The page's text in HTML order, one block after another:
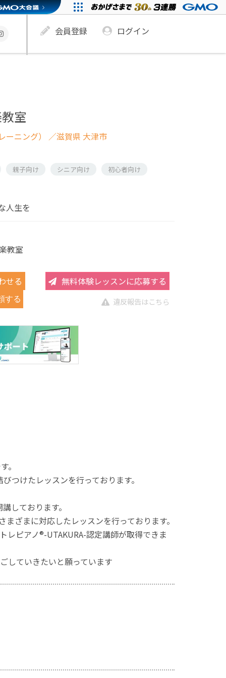
会員登録 ログイン
室
ニング） ／滋賀県 大津市
親子向け シニア向け 初心者向け
人生を
教室
せる 無料体験レッスンに応募する
する 違反報告はこちら
。
つけたレッスンを行っております。
しております。
ざまに対応したレッスンを行っております。
ピアノ®︎-UTAKURA-認定講師が取得できま
していきたいと願っています